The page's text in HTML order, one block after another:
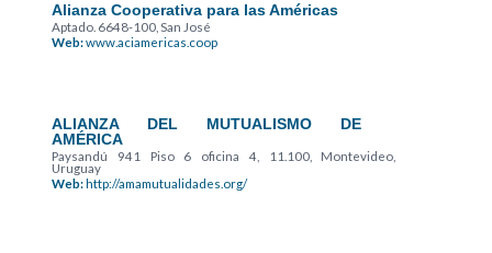
Alianza Cooperativa para las Américas
Aptado. 6648-100, San José
Web:www.aciamericas.coop
ALIANZA DEL MUTUALISMO DE
AMÉRICA
Paysandú 941 Piso 6 oficina 4, 11.100, Montevideo,
Uruguay
Web:http://amamutualidades.org/